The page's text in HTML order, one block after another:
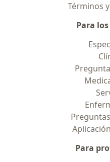
Términos
Para
Para